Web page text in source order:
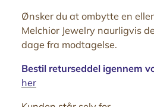
Ønsker du at ombytte en
Melchior Jewelry naurligvis
dage fra modtagelse.
Bestil returseddel igennem
her